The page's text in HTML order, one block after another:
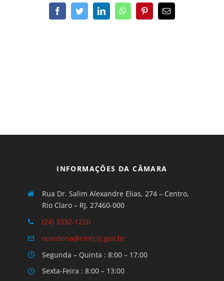
FacebookTwitterLinkedInWhatsAppPinterest
E-
INFORMAÇÕES DA CÂMARA
Rua Dr. Salim Alexandre Elias, 274 – Centro,
Rio Claro – RJ, 27460-000
(24) 3332-1220
ouvidoria@cmrj.rj.gov.br
Segunda – Quinta : 8:00 – 17:00
Sexta-Feira : 8:00 – 13:00